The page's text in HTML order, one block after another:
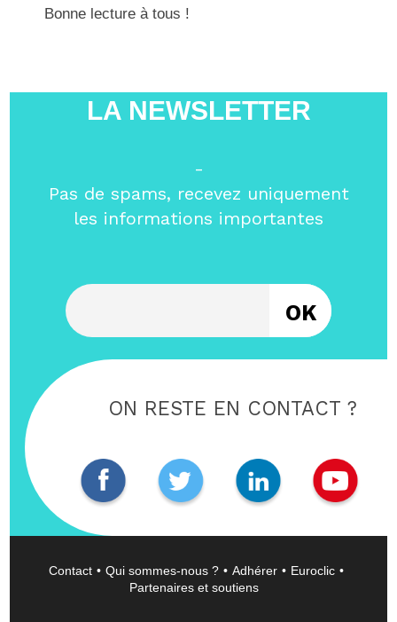
Bonne lecture à tous !
LA NEWSLETTER
-
Pas de spams, recevez uniquement
les informations importantes
ON RESTE EN CONTACT ?
Contact Qui sommes-nous ? Adhérer
Euroclic
Partenaires et soutiens